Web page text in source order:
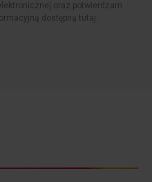
oraz potwierdzam
dostępną tutaj: